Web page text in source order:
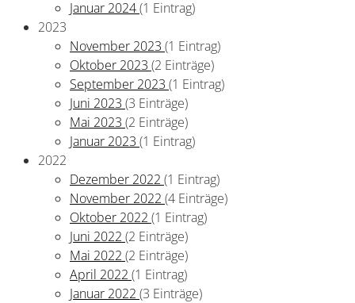
Januar 2024(1 Eintrag)
2023
November 2023 (1 Eintrag)
Oktober 2023 (2 Einträge)
September 2023 (1 Eintrag)
Juni 2023 (3 Einträge)
Mai 2023 (2 Einträge)
Januar 2023 (1 Eintrag)
2022
Dezember 2022 (1 Eintrag)
November 2022 (4 Einträge)
Oktober 2022 (1 Eintrag)
Juni 2022 (2 Einträge)
Mai 2022 (2 Einträge)
April 2022 (1 Eintrag)
Januar 2022 (3 Einträge)